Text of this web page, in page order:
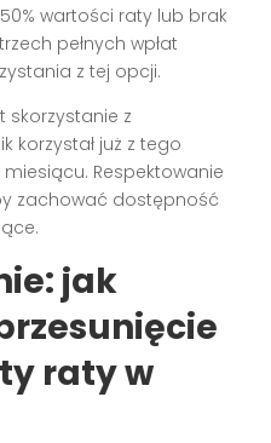
wartości raty lub brak
pełnych wpłat
z tej opcji.
skorzystanie z
korzystał już z tego
Respektowanie
zachować dostępność
jak
raty w